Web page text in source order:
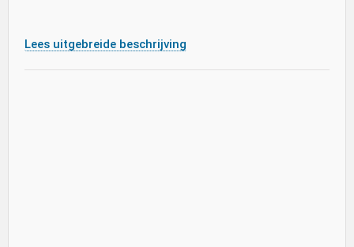
Lees uitgebreide beschrijving